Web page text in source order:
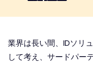
業界は長い間、IDソリ
して考え、サードパー